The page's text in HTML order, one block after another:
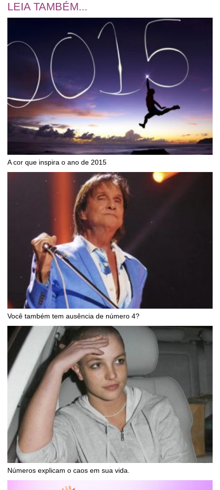
LEIA TAMBÉM...
A cor que inspira o ano de 2015
Você também tem ausência de número 4?
Números explicam o caos em sua vida.